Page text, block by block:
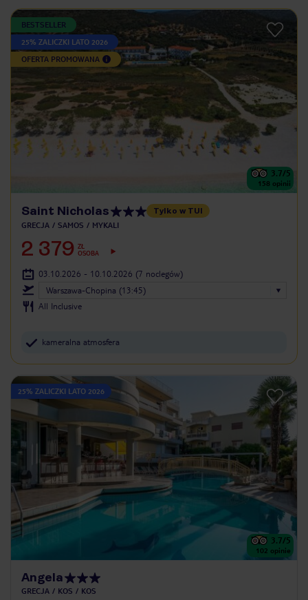
BESTSELLER
25% ZALICZKI LATO 2026
OFERTA PROMOWANA
3.7/5
158 opinii
Saint Nicholas Tylko w TUI
GRECJA SAMOS MYKALI
2 379 ZŁ
OSOBA
03.10.2026 - 10.10.2026 (7 noclegów)
Warszawa-Chopina (13:45)
All Inclusive
kameralna atmosfera
25% ZALICZKI LATO 2026
3.7/5
102 opinie
Angela
GRECJA KOS KOS